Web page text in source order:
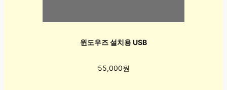
윈도우즈 설치용 USB
55,000원